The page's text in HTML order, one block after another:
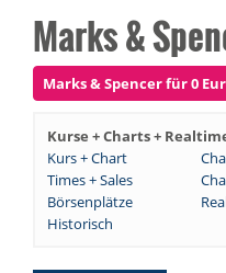
Marks &
Marks & Spencer für 0
Kurse + Charts +
Kurs + Chart
Times + Sales
Börsenplätze
Historisch